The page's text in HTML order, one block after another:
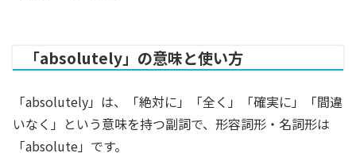
「absolutely」の意味と使い方
「absolutely」は、「絶対に」「全く」「確実に」「間違
いなく」という意味を持つ副詞で、形容詞形・名詞形は
「absolute」です。